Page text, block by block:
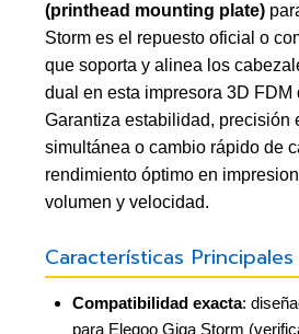
(printhead mounting plate)
Storm es el repuesto oficial o
que soporta y alinea los
dual en esta impresora 3D FDM
Garantiza estabilidad, precisión
simultánea o cambio rápido de
rendimiento óptimo en
volumen y velocidad.
Características Principales
Compatibilidad exacta:
para Elegoo Giga Storm